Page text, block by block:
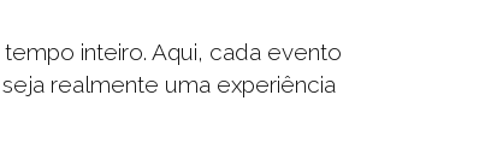
inteiro. Aqui, cada evento
realmente uma experiência